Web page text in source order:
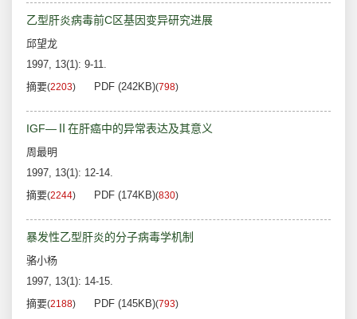
乙型肝炎病毒前C区基因变异研究进展
邱望龙
1997, 13(1): 9-11.
摘要(2203) PDF (242KB)(798)
IGF—Ⅱ在肝癌中的异常表达及其意义
周最明
1997, 13(1): 12-14.
摘要(2244) PDF (174KB)(830)
暴发性乙型肝炎的分子病毒学机制
骆小杨
1997, 13(1): 14-15.
摘要(2188) PDF (145KB)(793)